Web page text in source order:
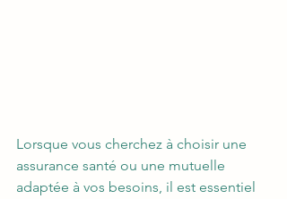
Lorsque vous cherchez à choisir une
assurance santé ou une mutuelle
adaptée à vos besoins, il est essentiel